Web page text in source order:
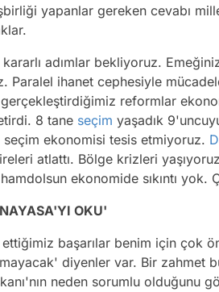
yapanlar gereken cevabı
adımlar bekliyoruz.
Paralel ihanet cephesiyle
reformlar
8 tane seçim yaşadık
ekonomisi tesis etmiyoruz.
atlattı. Bölge krizleri
ekonomide sıkıntı
OKU'
başarılar benim için çok
diyenler var. Bir zahmet
neden sorumlu olduğunu